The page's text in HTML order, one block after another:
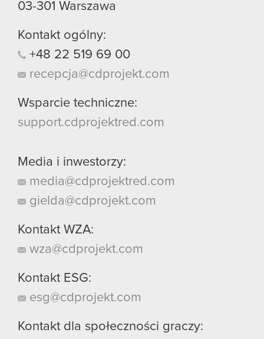
03-301 Warszawa
Kontakt ogólny:
+48 22 519 69 00
recepcja@cdprojekt.com
Wsparcie techniczne:
support.cdprojektred.com
Media i inwestorzy:
media@cdprojektred.com
gielda@cdprojekt.com
Kontakt WZA:
wza@cdprojekt.com
Kontakt ESG:
esg@cdprojekt.com
Kontakt dla społeczności graczy: